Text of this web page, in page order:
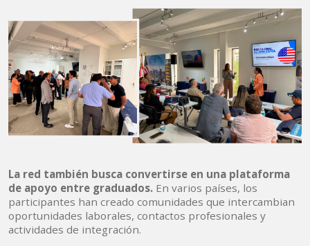
La red también busca convertirse en una plataforma
de apoyo entre graduados. En varios países, los
participantes han creado comunidades que intercambian
oportunidades laborales, contactos profesionales y
actividades de integración.